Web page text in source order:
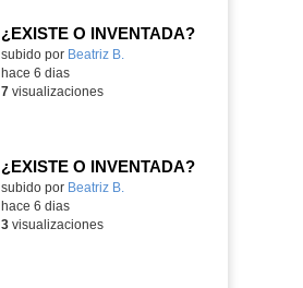
¿EXISTE O INVENTADA?
Contenido educativo.
subido por Beatriz B.
hace 6 dias
7visualizaciones
¿EXISTE O INVENTADA?
Contenido educativo.
subido por Beatriz B.
hace 6 dias
3visualizaciones